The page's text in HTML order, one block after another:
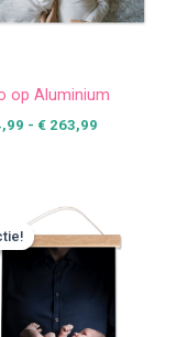
op Aluminium
- €263,99
€ 16,99
tot